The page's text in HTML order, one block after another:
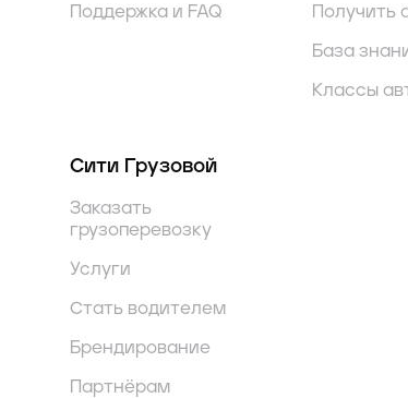
Поддержка и FAQ Получить
База
Классы
Сити Грузовой
Заказать
грузоперевозку
Услуги
Стать водителем
Брендирование
Партнёрам